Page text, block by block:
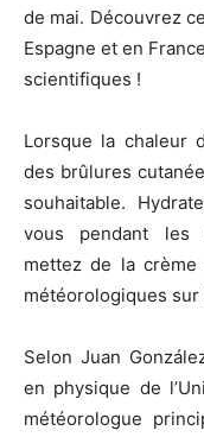
de mai. Découvrez
Espagne et en
scientifiques !
Lorsque la chaleur
des brûlures
souhaitable.
vous pendant les
mettez de la
météorologiques sur
Selon Juan
en physique de
météorologue